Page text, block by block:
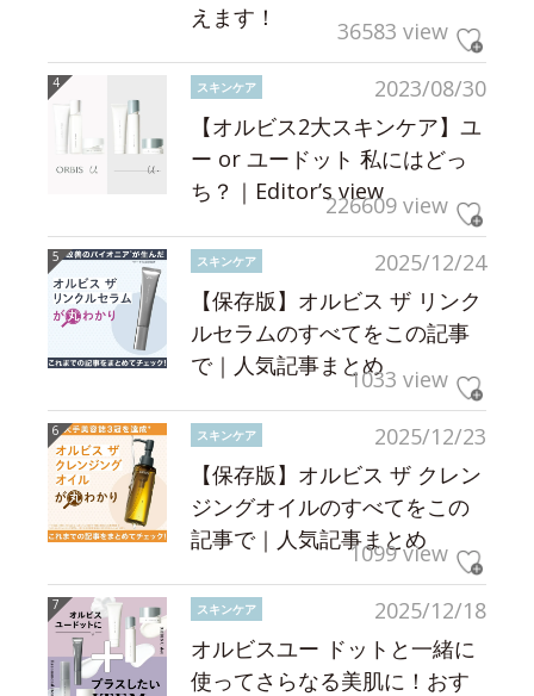
えます！
36583 view
2023/08/30
スキンケア
【オルビス2大スキンケア】ユ
ー or ユードット 私にはどっ
ち？｜Editor’s view226609 view
2025/12/24
スキンケア
【保存版】オルビス ザ リンク
ルセラムのすべてをこの記事
で｜人気記事まとめ1033 view
2025/12/23
スキンケア
【保存版】オルビス ザ クレン
ジングオイルのすべてをこの
記事で｜人気記事まとめ
1099 view
2025/12/18
スキンケア
オルビスユー ドットと一緒に
使ってさらなる美肌に！おす